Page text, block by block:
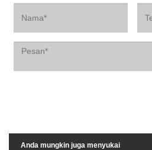
Anda mungkin juga menyukai